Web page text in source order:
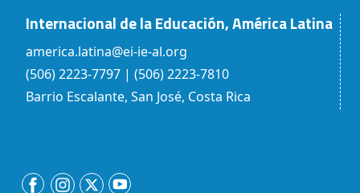
Internacional de la Educación, América Latina
america.latina@ei-ie-al.org
(506) 2223-7797 | (506) 2223-7810
Barrio Escalante, San José, Costa Rica